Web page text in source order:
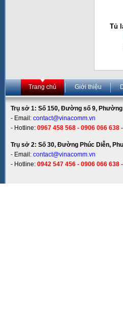
Tủ
Trang chủ Giới thiệu
Trụ sở 1: Số 150, Đường số 9, Phường
- Email: contact@vinacomm.vn
- Hotline: 0967 458 568 - 0906 066 638
Trụ sở 2: Số 30, Đường Phúc Diễn,
- Email: contact@vinacomm.vn
- Hotline: 0942 547 456 - 0906 066 638